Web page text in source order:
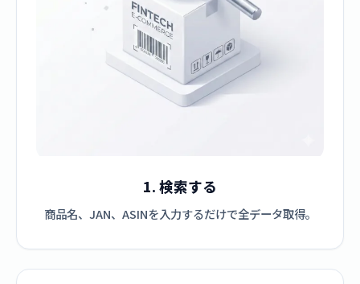
1. 検索する
商品名、JAN、ASINを入力するだけで全データ取得。